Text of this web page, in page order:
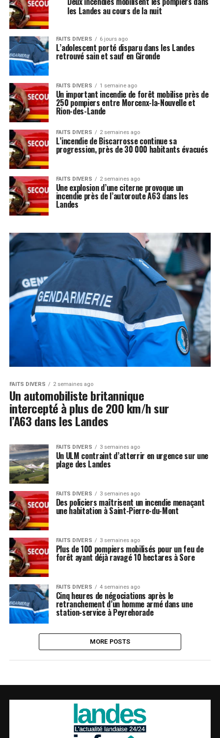
les Landes au cours de la nuit
FAITS DIVERS 6 jours ago
L’adolescent porté disparu dans les Landes
retrouvé sain et sauf en Gironde
FAITS DIVERS 1 semaine ago
Un important incendie de forêt mobilise près de
250 pompiers entre Morcenx-la-Nouvelle et
Rion-des-Lande
FAITS DIVERS 2 semaines ago
L’incendie de Biscarrosse continue sa
progression, près de 30 000 habitants évacués
FAITS DIVERS 2 semaines ago
Une explosion d’une citerne provoque un
incendie près de l’autoroute A63 dans les
Landes
FAITS DIVERS 2 semaines ago
Un automobiliste britannique
intercepté à plus de 200 km/h sur
l’A63 dans les Landes
FAITS DIVERS 3 semaines ago
Un ULM contraint d’atterrir en urgence sur une
plage des Landes
FAITS DIVERS 3 semaines ago
Des policiers maîtrisent un incendie menaçant
une habitation à Saint-Pierre-du-Mont
FAITS DIVERS 3 semaines ago
Plus de 100 pompiers mobilisés pour un feu de
forêt ayant déjà ravagé 10 hectares à Sore
FAITS DIVERS 4 semaines ago
Cinq heures de négociations après le
retranchement d’un homme armé dans une
station-service à Peyrehorade
MORE POSTS